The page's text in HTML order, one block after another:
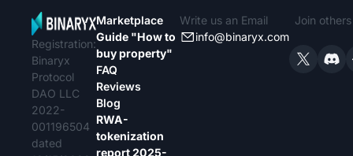
Registration:
Binaryx
Protocol
DAO LLC
2022-
001196504
dated
Marketplace
Guide "How to
buy property"
FAQ
Reviews
Blog
RWA-
tokenization
report 2025-
Write us an Email
info@binaryx.com
Join